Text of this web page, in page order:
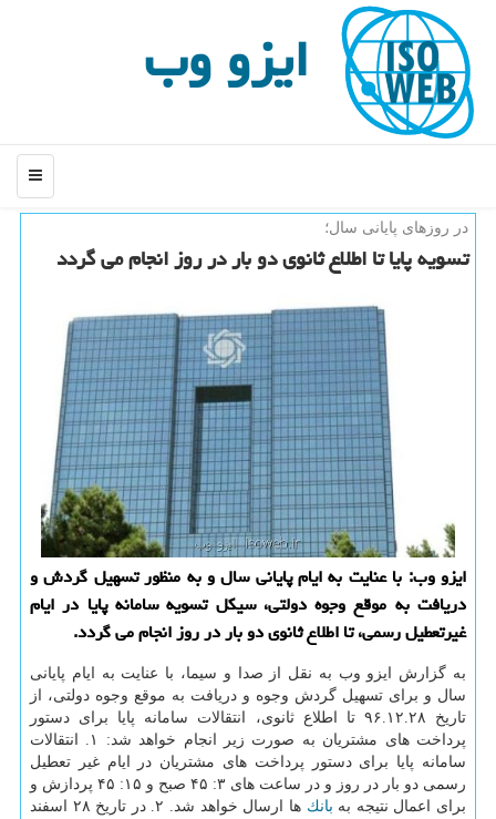
ایزو وب
منو
در روزهای پایانی سال؛
تسویه پایا تا اطلاع ثانوی دو بار در روز انجام می گردد
ایزو وب: با عنایت به ایام پایانی سال و به منظور تسهیل گردش و
دریافت به موقع وجوه دولتی، سیكل تسویه سامانه پایا در ایام
غیرتعطیل رسمی، تا اطلاع ثانوی دو بار در روز انجام می گردد.
به گزارش ایزو وب به نقل از صدا و سیما، با عنایت به ایام پایانی
سال و برای تسهیل گردش وجوه و دریافت به موقع وجوه دولتی، از
تاریخ ۹۶.۱۲.۲۸ تا اطلاع ثانوی، انتقالات سامانه پایا برای دستور
پرداخت های مشتریان به صورت زیر انجام خواهد شد: ۱. انتقالات
سامانه پایا برای دستور پرداخت های مشتریان در ایام غیر تعطیل
رسمی دو بار در روز و در ساعت های ۳: ۴۵ صبح و ۱۵: ۴۵ پردازش و
برای اعمال نتیجه به بانك
ها ارسال خواهد شد. ۲. در تاریخ ۲۸ اسفند